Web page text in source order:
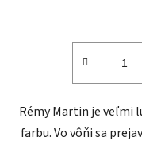
Rémy Martin je veľmi
farbu. Vo vôňi sa